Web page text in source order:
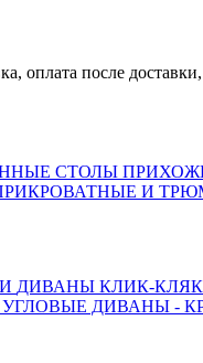
после доставки,
СТОЛЫ
И
ДИВАНЫ КЛИК-КЛЯК
УГЛОВЫЕ ДИВАНЫ -